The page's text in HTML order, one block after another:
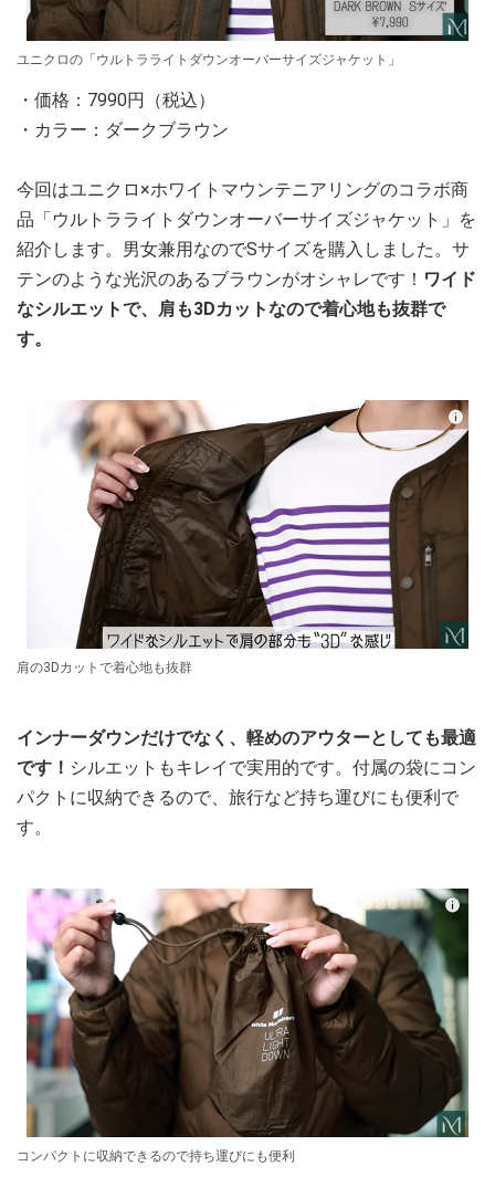
ユニクロの「ウルトラライトダウンオーバーサイズジャケット」
・価格：7990円（税込）
・カラー：ダークブラウン
今回はユニクロ×ホワイトマウンテニアリングのコラボ商
品「ウルトラライトダウンオーバーサイズジャケット」を
紹介します。男女兼用なのでSサイズを購入しました。サ
テンのような光沢のあるブラウンがオシャレです！ ワイド
なシルエットで、肩も3Dカットなので着心地も抜群で
す。
肩の3Dカットで着心地も抜群
インナーダウンだけでなく、軽めのアウターとしても最適
です！ シルエットもキレイで実用的です。付属の袋にコン
パクトに収納できるので、旅行など持ち運びにも便利で
す。
コンパクトに収納できるので持ち運びにも便利